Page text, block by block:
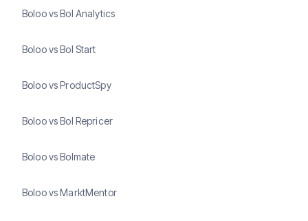
Boloo vs Bol Analytics
Boloo vs Bol Start
Boloo vs ProductSpy
Boloo vs Bol Repricer
Boloo vs Bolmate
Boloo vs MarktMentor